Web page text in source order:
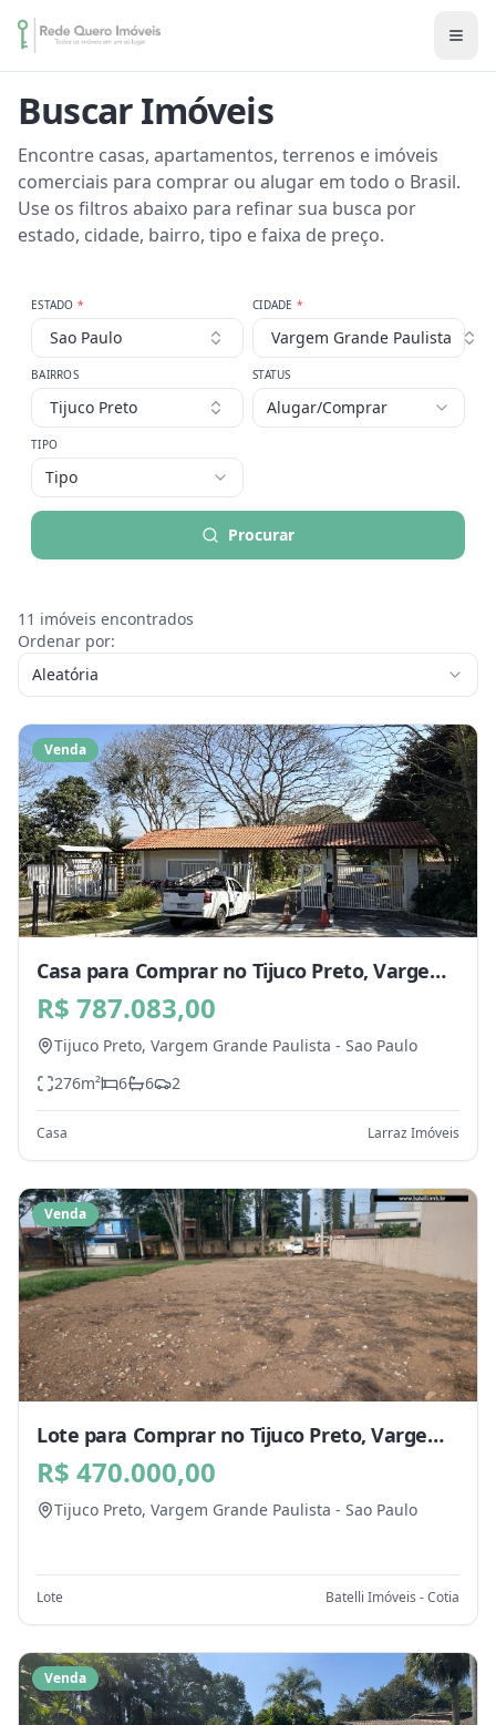
Buscar Imóveis
Encontre casas, apartamentos, terrenos e imóveis
comerciais para comprar ou alugar em todo o Brasil.
Use os filtros abaixo para refinar sua busca por
estado, cidade, bairro, tipo e faixa de preço.
ESTADO *
Sao Paulo
CIDADE *
Vargem Grande Paulista
BAIRROS
Tijuco Preto
STATUS
Alugar/Comprar
TIPO
Tipo
Procurar
11 imóveis encontrados
Ordenar por:
Aleatória
Venda
Casa para Comprar no Tijuco Preto, Vargem
Grande Paulista - SP
R$ 787.083,00
Tijuco Preto, Vargem Grande Paulista - Sao Paulo
276m² 6 6 2
Casa Larraz Imóveis
Venda
Lote para Comprar no Tijuco Preto, Vargem
Grande Paulista - SP
R$ 470.000,00
Tijuco Preto, Vargem Grande Paulista - Sao Paulo
Lote Batelli Imóveis - Cotia
Venda